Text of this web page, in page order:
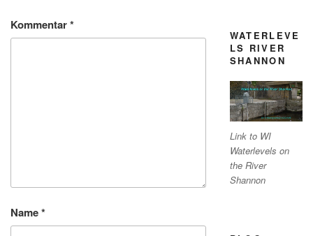
Kommentar*
Name*
WATERLEVE
LS RIVER
SHANNON
Link to WI
Waterlevels on
the River
Shannon